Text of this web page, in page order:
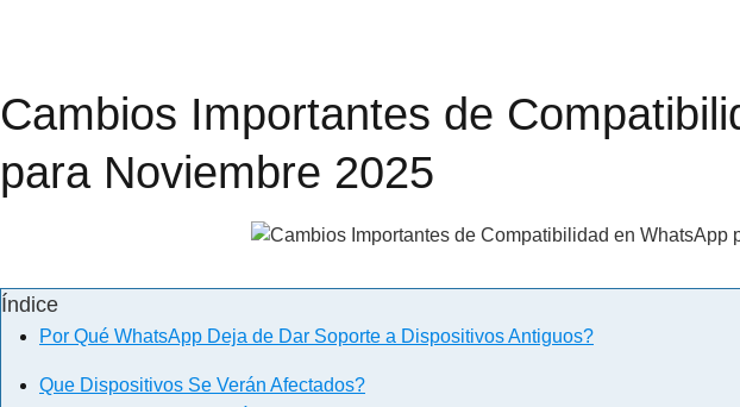
Cambios Importantes de
para Noviembre 2025
Índice
Por Qué WhatsApp Deja de Dar Soporte a Dispositivos Antiguos?
Que Dispositivos Se Verán Afectados?